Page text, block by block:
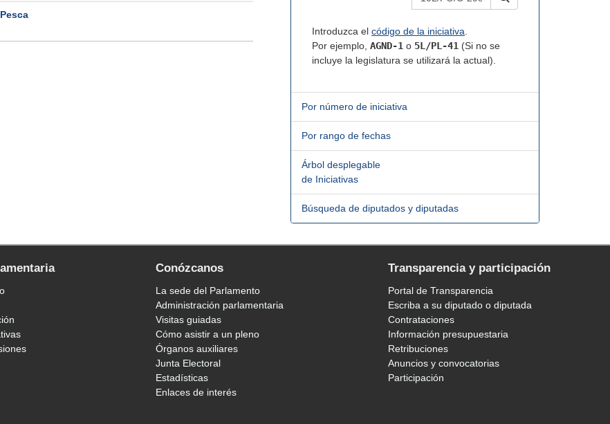
Introduzca el código de la iniciativa.
Por ejemplo, AGND-1 o 5L/PL-41 (Si no se
incluye la legislatura se utilizará la actual).
Por número de iniciativa
Por rango de fechas
Árbol desplegable
de Iniciativas
Búsqueda de diputados y diputadas
Conózcanos
La sede del Parlamento
Administración parlamentaria
Visitas guiadas
Cómo asistir a un pleno
Órganos auxiliares
Junta Electoral
Estadísticas
Enlaces de interés
Transparencia y participación
Portal de Transparencia
Escriba a su diputado o diputada
Contrataciones
Información presupuestaria
Retribuciones
Anuncios y convocatorias
Participación